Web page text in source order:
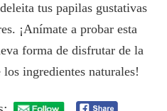
tus papilas gustativas
¡Anímate a probar esta
forma de disfrutar de la
ingredientes naturales!